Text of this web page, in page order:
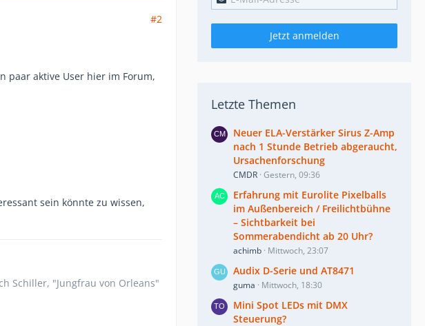
#2
paar aktive User hier im Forum,
sein könnte zu wissen,
Schiller, "Jungfrau von Orleans"
Jetzt anmelden
Letzte Themen
Neuer ELA-Verstärker Sirus Z-Amp
nach 1 Stunde Betrieb abgeraucht,
Ursachenforschung
CMDR Gestern, 09:36
Erfahrung mit Eurolite Pixelballs
im Außenbereich / Freilichtbühne
– Sichtbarkeit bei
Sommerabendicht ab 20 Uhr?
achimb Mittwoch, 23:07
Audix D-Serie und AT8471
guma Mittwoch, 18:30
Mini Spot LEDs mit DMX
Steuerung?